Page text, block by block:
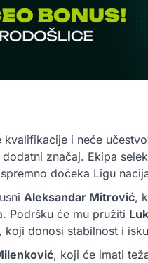
i neće
značaj. Ekipa
dočeka Ligu
Aleksandar Mitrović,
Podršku će mu pružiti
, koji donosi stabilnost i
, koji će imati